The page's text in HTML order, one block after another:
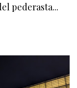
pederasta...